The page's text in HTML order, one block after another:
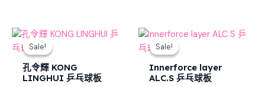
Sale!
Sale!
孔令輝 KONG
LINGHUI 乒乓球板
OriginalCurrent
Sale!
Sale!
Innerforce layer
ALC.S 乒乓球板
Original
price
$1,610.00.
Current